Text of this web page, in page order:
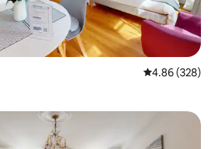
평점 4.86점(5
4.86 (328)